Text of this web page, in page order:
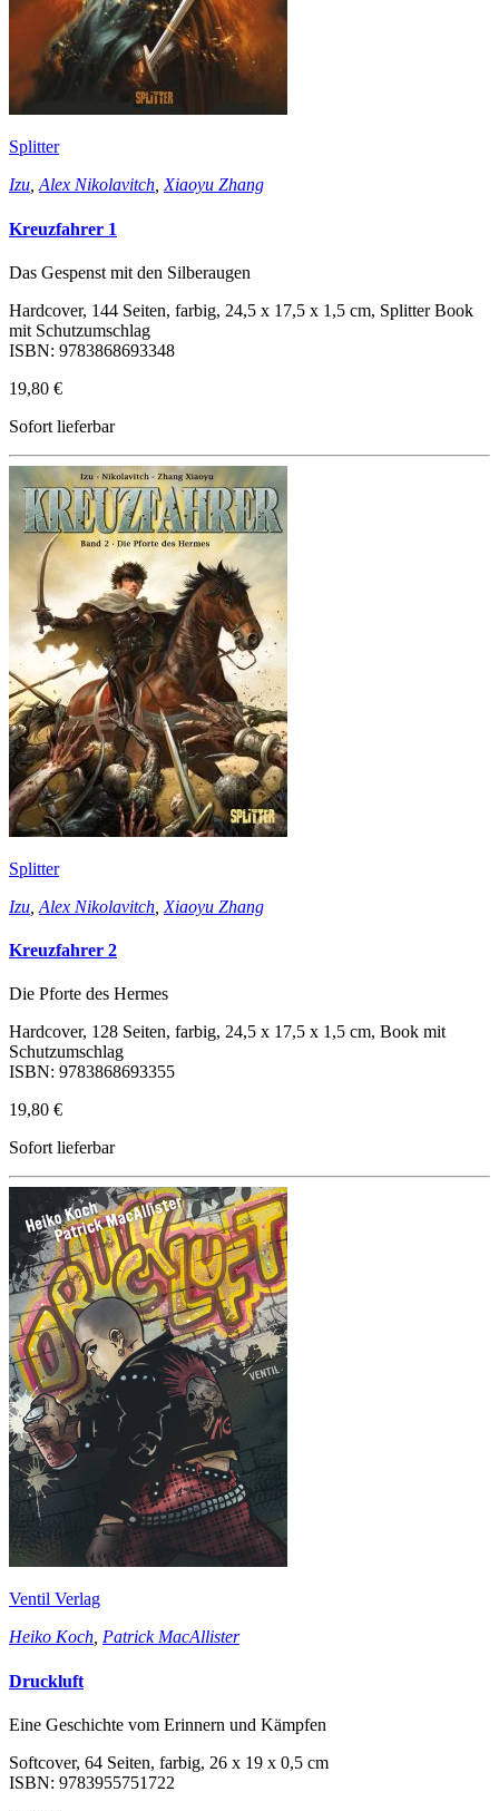
Splitter
Izu Alex Nikolavitch Xiaoyu Zhang
Kreuzfahrer 1
Das Gespenst mit den Silberaugen
Hardcover, 144 Seiten, farbig, 24,5 x 17,5 x 1,5 cm, Splitter Book
mit Schutzumschlag
ISBN: 9783868693348
19,80 €
Sofort lieferbar
Splitter
Izu Alex Nikolavitch Xiaoyu Zhang
Kreuzfahrer 2
Die Pforte des Hermes
Hardcover, 128 Seiten, farbig, 24,5 x 17,5 x 1,5 cm, Book mit
Schutzumschlag
ISBN: 9783868693355
19,80 €
Sofort lieferbar
Ventil Verlag
Heiko Koch, Patrick MacAllister
Druckluft
Eine Geschichte vom Erinnern und Kämpfen
Softcover, 64 Seiten, farbig, 26 x 19 x 0,5 cm
ISBN: 9783955751722